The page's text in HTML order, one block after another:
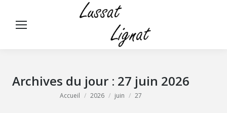
Archives du jour : 27 juin 2026
Vous êtes ici :
Accueil 2026 juin 27
Panneau de gestion des cookies